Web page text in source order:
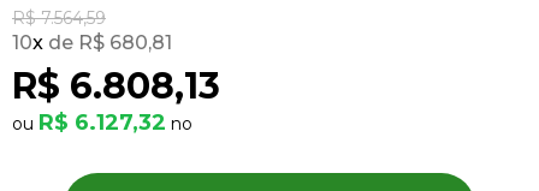
R$ 7.564,59
R$ 6.808,13
10x R$ 680,81
R$ 6.127,32
Pingentes